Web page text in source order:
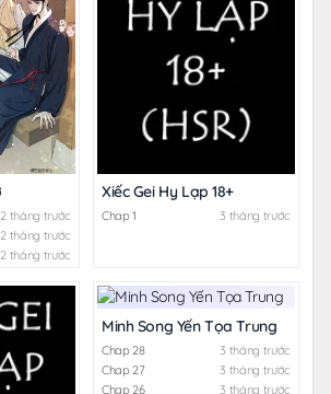
2 tháng trước
2 tháng trước
2 tháng trước
Xiếc Gei Hy Lạp 18+
Chap 1 3 tháng trước
Minh Song Yến Tọa Trung
Chap 28
3 tháng trước
Chap 27
3 tháng trước
Chap 26
3 tháng trước